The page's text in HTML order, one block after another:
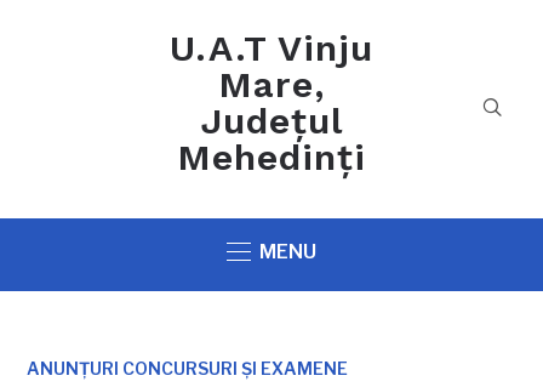
U.A.T Vinju
Mare,
Județul
Mehedinți
MENU
ANUNȚURI CONCURSURI ȘI EXAMENE